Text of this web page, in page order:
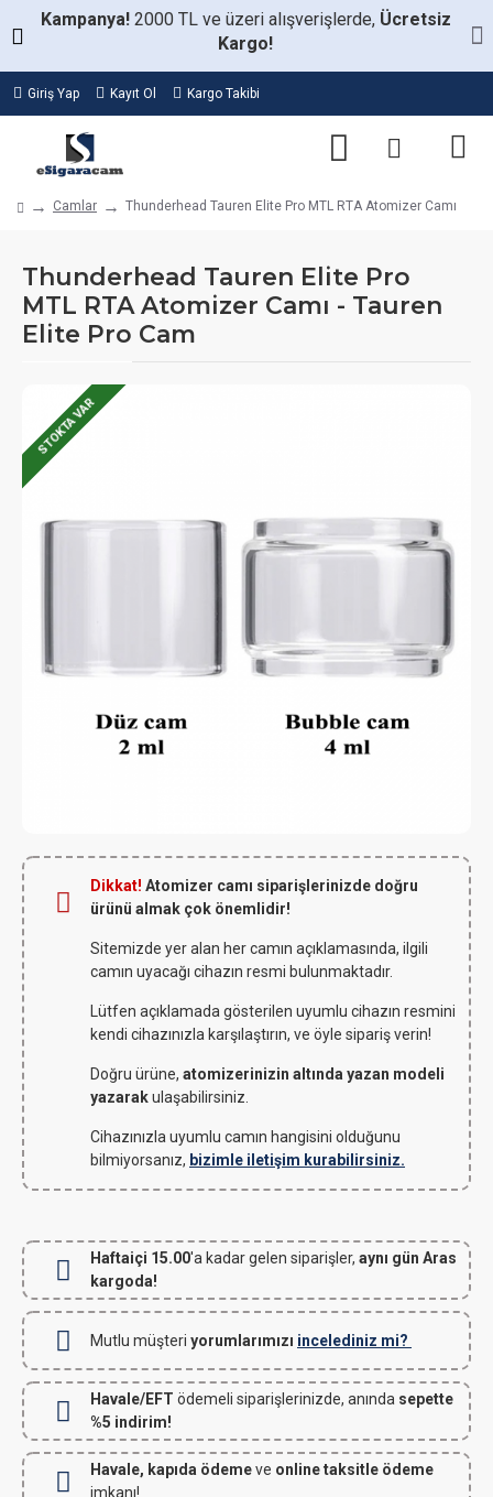
Kampanya! 2000 TL ve üzeri alışverişlerde, Ücretsiz
Kargo!
Giriş Yap Kayıt Ol Kargo Takibi
Camlar Thunderhead Tauren Elite Pro MTL RTA Atomizer Camı
Thunderhead Tauren Elite Pro
MTL RTA Atomizer Camı - Tauren
Elite Pro Cam
STOKTA VAR
Dikkat! Atomizer camı siparişlerinizde doğru
ürünü almak çok önemlidir!
Sitemizde yer alan her camın açıklamasında, ilgili
camın uyacağı cihazın resmi bulunmaktadır.
Lütfen açıklamada gösterilen uyumlu cihazın resmini
kendi cihazınızla karşılaştırın, ve öyle sipariş verin!
Doğru ürüne, atomizerinizin altında yazan modeli
yazarakulaşabilirsiniz.
Cihazınızla uyumlu camın hangisini olduğunu
bilmiyorsanız, bizimle iletişim kurabilirsiniz.
Haftaiçi 15.00'a kadar gelen siparişler, aynı gün Aras
kargoda!
Mutlu müşteri yorumlarımızı incelediniz mi?
Havale/EFT ödemeli siparişlerinizde, anında sepette
%5 indirim!
Havale, kapıda ödemeve online taksitle ödeme
imkanı!